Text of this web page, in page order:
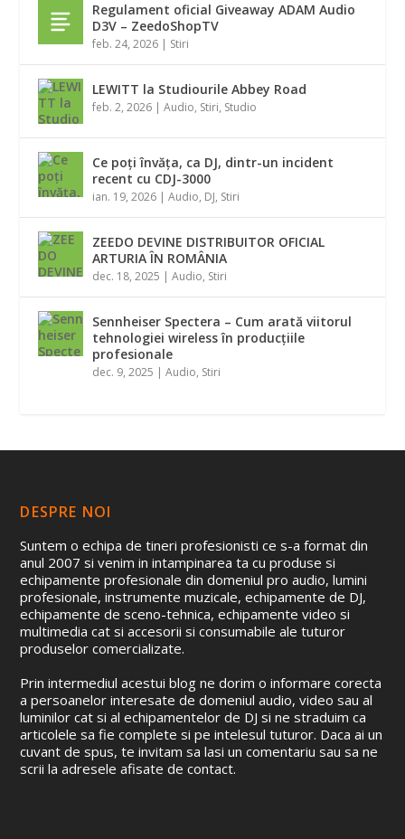
Regulament oficial Giveaway ADAM Audio
D3V – ZeedoShopTV
feb. 24, 2026 | Stiri
LEWITT la Studiourile Abbey Road
feb. 2, 2026 |Audio, Stiri, Studio
Ce poți învăța, ca DJ, dintr-un incident
recent cu CDJ-3000
ian. 19, 2026 |Audio, DJ, Stiri
ZEEDO DEVINE DISTRIBUITOR OFICIAL
ARTURIA ÎN ROMÂNIA
dec. 18, 2025 |Audio, Stiri
Sennheiser Spectera – Cum arată viitorul
tehnologiei wireless în producțiile
profesionale
dec. 9, 2025 |Audio, Stiri
DESPRE NOI
Suntem o echipa de tineri profesionisti ce s-a format din
anul 2007 si venim in intampinarea ta cu produse si
echipamente profesionale din domeniul pro audio, lumini
profesionale, instrumente muzicale, echipamente de DJ,
echipamente de sceno-tehnica, echipamente video si
multimedia cat si accesorii si consumabile ale tuturor
produselor comercializate.
Prin intermediul acestui blog ne dorim o informare corecta
a persoanelor interesate de domeniul audio, video sau al
luminilor cat si al echipamentelor de DJ si ne straduim ca
articolele sa fie complete si pe intelesul tuturor. Daca ai un
cuvant de spus, te invitam sa lasi un comentariu sau sa ne
scrii la adresele afisate de contact.